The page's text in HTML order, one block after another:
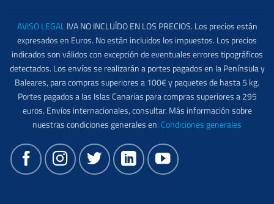
AVISO LEGALIVA NO INCLUÍDO EN LOS PRECIOS. Los precios están
expresados en Euros. No están incluidos los impuestos. Los precios
indicados son válidos con excepción de eventuales errores tipográficos
detectados. Los envíos se realizarán a portes pagados en la Península y
Baleares, para compras superiores a 100€ y paquetes de hasta 5 kg.
Portes pagados a las Islas Canarias para compras superiores a 295
euros. Envíos internacionales, consultar. Más información sobre
nuestras condiciones generales en: Condiciones generales